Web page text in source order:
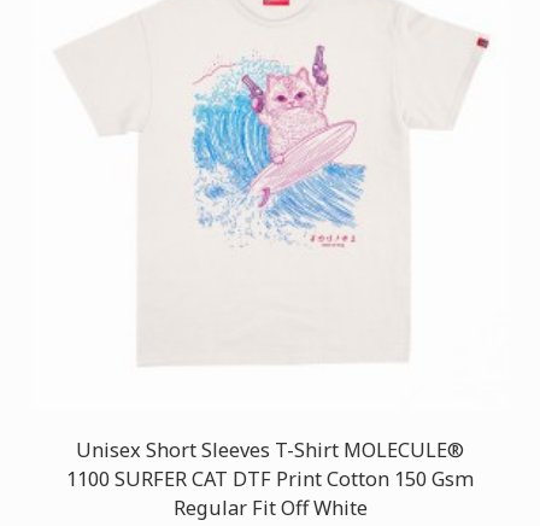
Unisex Short Sleeves T-Shirt MOLECULE®
1100 SURFER CAT DTF Print Cotton 150 Gsm
Regular Fit Off White